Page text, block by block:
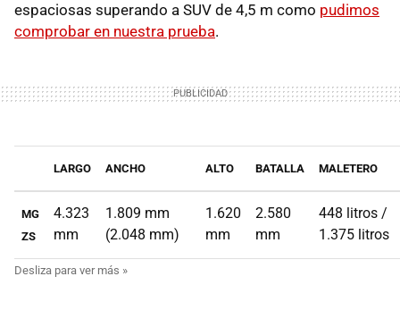
espaciosas superando a SUV de 4,5 m como pudimos
comprobar en nuestra prueba.
LARGO ANCHO ALTO BATALLA MALETERO
MG
ZS
4.323
mm
1.809 mm
(2.048 mm)
1.620
mm
2.580
mm
448 litros /
1.375 litros